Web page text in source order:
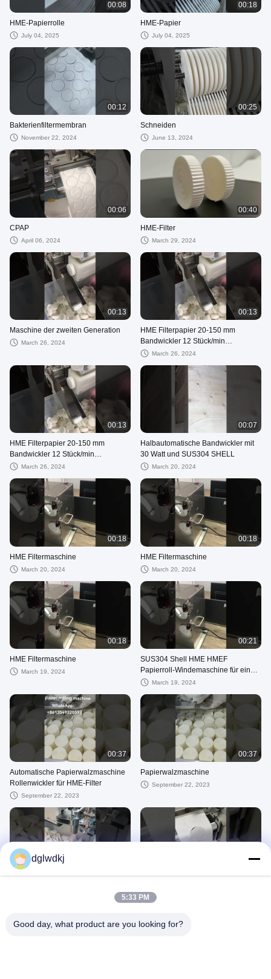
00:08
HME-Papierrolle
July 04, 2025
00:18
HME-Papier
July 04, 2025
00:12
Bakterienfiltermembran
November 22, 2024
00:25
Schneiden
June 13, 2024
00:06
CPAP
April 06, 2024
00:40
HME-Filter
March 29, 2024
00:13
Maschine der zweiten Generation
March 26, 2024
00:13
HME Filterpapier 20-150 mm
Bandwickler 12 Stück/min
Produktion für Rollenwickeln
March 26, 2024
00:13
HME Filterpapier 20-150 mm
Bandwickler 12 Stück/min
Produktion für Rollenwickeln
March 26, 2024
00:07
Halbautomatische Bandwickler mit
30 Watt und SUS304 SHELL
March 20, 2024
00:18
HME Filtermaschine
March 20, 2024
00:18
HME Filtermaschine
March 20, 2024
00:18
HME Filtermaschine
March 19, 2024
00:21
SUS304 Shell HME HMEF
Papierroll-Windemaschine für eine
stabile und präzise Wicklung
March 19, 2024
00:37
Automatische Papierwalzmaschine
Rollenwickler für HME-Filter
September 22, 2023
00:37
Papierwalzmaschine
September 22, 2023
May 22, 2023
dglwdkj
5:33 PM
Good day, what product are you looking for?